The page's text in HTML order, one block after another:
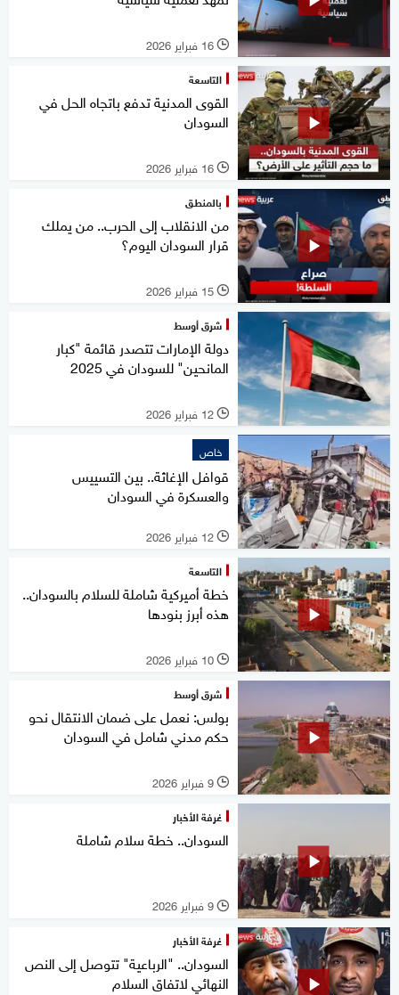
l 16 فبراير 2026
التاسعة
القوى المدنية تدفع باتجاه الحل في
السودان
l 16 فبراير 2026
بالمنطق
من الانقلاب إلى الحرب.. من يملك
قرار السودان اليوم؟
l 15 فبراير 2026
شرق أوسط
دولة الإمارات تتصدر قائمة "كبار
المانحين" للسودان في 2025
l 12 فبراير 2026
خاص
قوافل الإغاثة.. بين التسييس
والعسكرة في السودان
l 12 فبراير 2026
التاسعة
خطة أميركية شاملة للسلام بالسودان..
هذه أبرز بنودها
l 10 فبراير 2026
شرق أوسط
بولس: نعمل على ضمان الانتقال نحو
حكم مدني شامل في السودان
l 9 فبراير 2026
غرفة الأخبار
السودان.. خطة سلام شاملة
l 9 فبراير 2026
غرفة الأخبار
السودان.. "الرباعية" تتوصل إلى النص
النهائي لاتفاق السلام